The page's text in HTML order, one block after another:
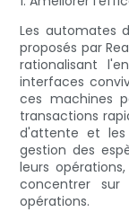
Les automates
proposés par
rationalisant
interfaces
ces machines
transactions
d'attente et
gestion des
leurs
concentrer
opérations.